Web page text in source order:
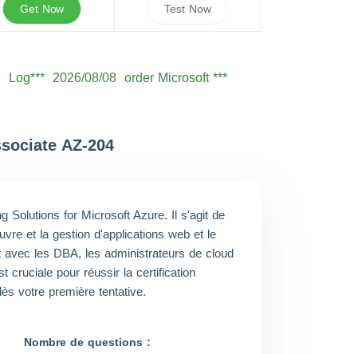
Get Now Test Now
Seb*** 2026/08/08 order Microsoft ***
Sam*** 2026/08/08
Ale*** 2026/08/08 order Microsoft ***
Eth*** 2026/08/08 order Microsoft ***
AZ-204
Solutions for Microsoft Azure. Il s'agit de
et la gestion d'applications web et le
les DBA, les administrateurs de cloud
cruciale pour réussir la certification
votre première tentative.
Nombre de questions :